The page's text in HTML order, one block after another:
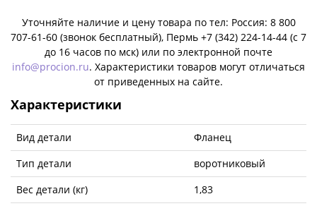
Уточняйте наличие и цену товара по тел: Россия: 8 800
707-61-60 (звонок бесплатный), Пермь +7 (342) 224-14-44 (c 7
до 16 часов по мск) или по электронной почте
info@procion.ru. Характеристики товаров могут отличаться
от приведенных на сайте.
Характеристики
Вид детали
Фланец
Тип детали
воротниковый
Вес детали (кг)
1,83